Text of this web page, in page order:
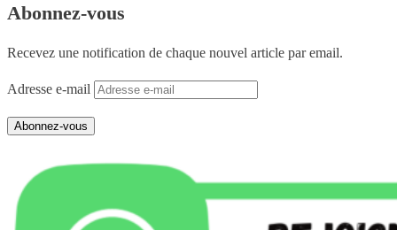
Abonnez-vous
Recevez une notification de chaque nouvel article par email.
Adresse e-mail
Abonnez-vous